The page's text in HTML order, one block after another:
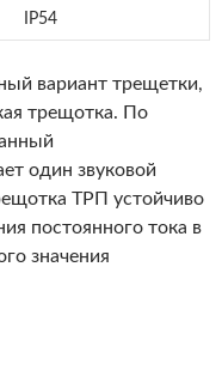
IP54
вариант трещетки,
трещотка. По
один звуковой
ТРП устойчиво
постоянного тока в
значения